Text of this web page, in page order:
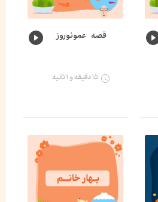
قصه عمونوروز و خاله نوبهار🌺
۱۵ دقیقه و ۱ ثانیه